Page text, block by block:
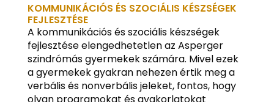
KOMMUNIKÁCIÓS ÉS SZOCIÁLIS KÉSZSÉGEK
FEJLESZTÉSE
A kommunikációs és szociális készségek
fejlesztése elengedhetetlen az Asperger
szindrómás gyermekek számára. Mivel ezek
a gyermekek gyakran nehezen értik meg a
verbális és nonverbális jeleket, fontos, hogy
olyan programokat és gyakorlatokat